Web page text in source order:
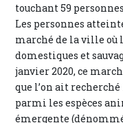
touchant 59
Les personnes
marché de la ville où
domestiques et
janvier 2020, ce
que l’on ait
parmi les espèces
émergente